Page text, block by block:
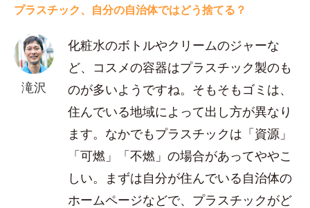
プラスチック、自分の自治体ではどう捨てる？
滝沢
化粧水のボトルやクリームのジャーな
ど、コスメの容器はプラスチック製のも
のが多いようですね。そもそもゴミは、
住んでいる地域によって出し方が異なり
ます。なかでもプラスチックは「資源」
「可燃」「不燃」の場合があってややこ
しい。まずは自分が住んでいる自治体の
ホームページなどで、プラスチックがど